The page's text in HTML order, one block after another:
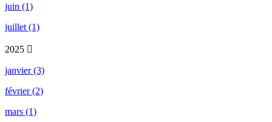
juin (1)
juillet (1)
2025
janvier (3)
février (2)
mars (1)